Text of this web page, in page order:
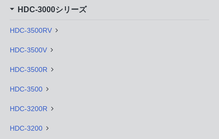
HDC-3000シリーズ
HDC-3500RV
HDC-3500V
HDC-3500R
HDC-3500
HDC-3200R
HDC-3200